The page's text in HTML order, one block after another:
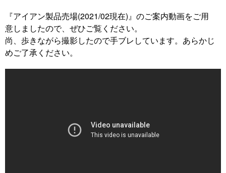
『アイアン製品売場(2021/02現在)』のご案内動画をご用
意しましたので、ぜひご覧ください。
尚、歩きながら撮影したので手ブレしています。あらかじ
めご了承ください。